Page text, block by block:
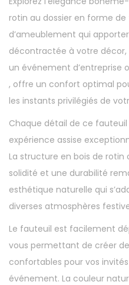
rotin au dossier en forme de
d’ameublement qui
décontractée à votre
un événement d’entreprise
, offre un confort optimal
les instants privilégiés de
Chaque détail de ce
expérience assise
La structure en bois de
solidité et une durabilité
esthétique naturelle qui
diverses atmosphères
Le fauteuil est facilement
vous permettant de créer
confortables pour vos
événement. La couleur